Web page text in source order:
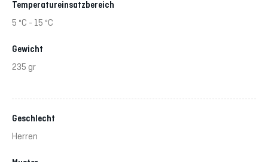
Temperatureinsatzbereich
5 ºC - 15 ºC
Gewicht
235 gr
Geschlecht
Herren